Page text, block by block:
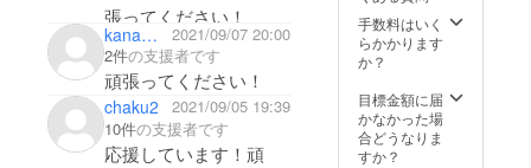
張ってください！
kanamarufuta
2021/09/07 20:00
2件の支援者です
頑張ってください！
chaku2
2021/09/05 19:39
10件の支援者です
応援しています！頑
手数料はいく
らかかります
か？
目標金額に届
かなかった場
合どうなりま
すか？